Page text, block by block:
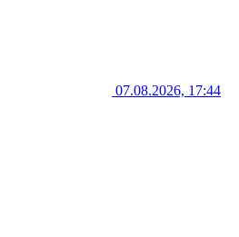
07.08.2026, 17:44